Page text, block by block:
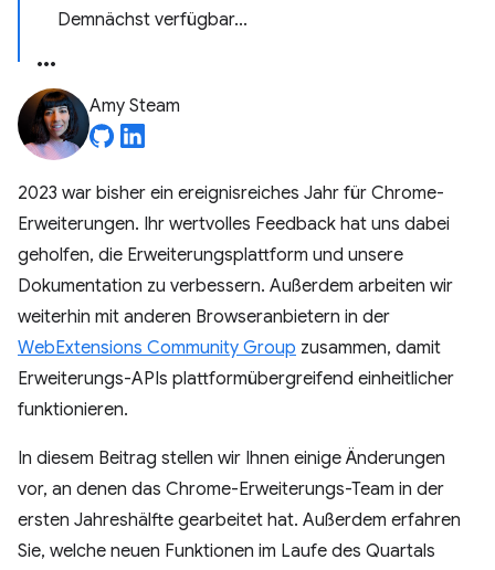
Demnächst verfügbar...
Amy Steam
2023 war bisher ein ereignisreiches Jahr für Chrome-
Erweiterungen. Ihr wertvolles Feedback hat uns dabei
geholfen, die Erweiterungsplattform und unsere
Dokumentation zu verbessern. Außerdem arbeiten wir
weiterhin mit anderen Browseranbietern in der
WebExtensions Community Group zusammen, damit
Erweiterungs-APIs plattformübergreifend einheitlicher
funktionieren.
In diesem Beitrag stellen wir Ihnen einige Änderungen
vor, an denen das Chrome-Erweiterungs-Team in der
ersten Jahreshälfte gearbeitet hat. Außerdem erfahren
Sie, welche neuen Funktionen im Laufe des Quartals